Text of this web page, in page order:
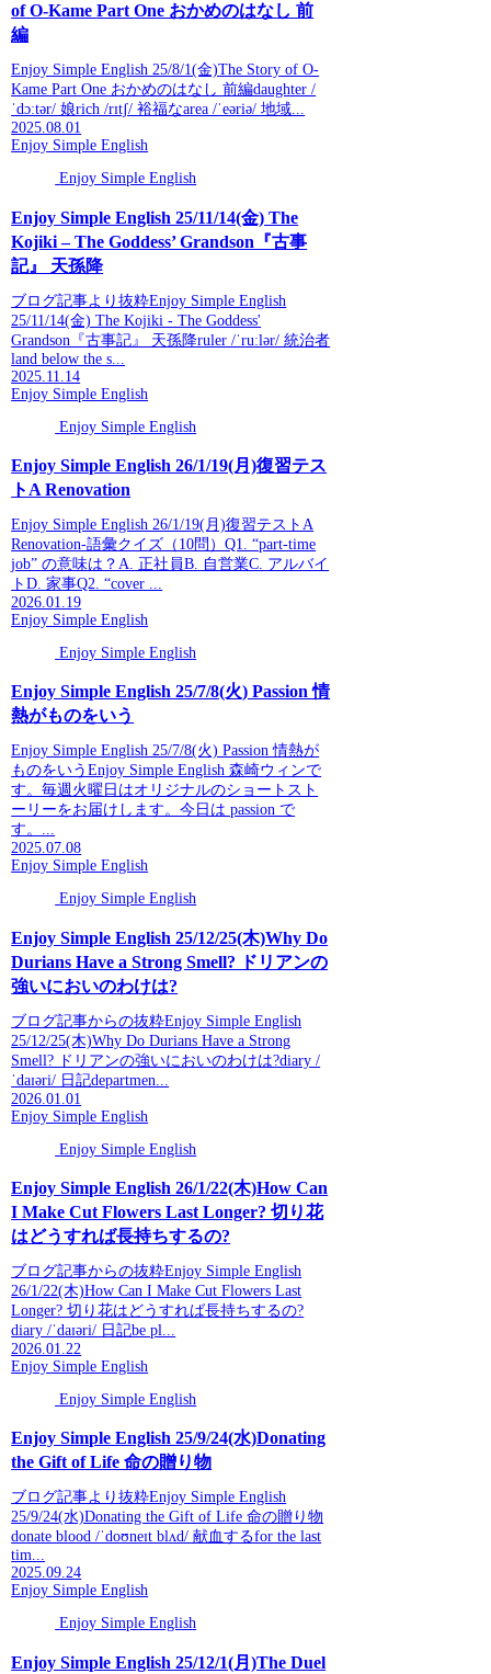
of O-Kame Part One おかめのはなし 前
編
Enjoy Simple English 25/8/1(金)The Story of O-
Kame Part One おかめのはなし 前編daughter /
ˈdɔːtər/ 娘rich /rɪtʃ/ 裕福なarea /ˈeəriə/ 地域...
2025.08.01
Enjoy Simple English
Enjoy Simple English
Enjoy Simple English 25/11/14(金) The
Kojiki – The Goddess’ Grandson『古事
記』 天孫降
ブログ記事より抜粋Enjoy Simple English
25/11/14(金) The Kojiki - The Goddess'
Grandson『古事記』 天孫降ruler /ˈruːlər/ 統治者
land below the s...
2025.11.14
Enjoy Simple English
Enjoy Simple English
Enjoy Simple English 26/1/19(月)復習テス
トA Renovation
Enjoy Simple English 26/1/19(月)復習テストA
Renovation-語彙クイズ（10問）Q1. “part-time
job” の意味は？A. 正社員B. 自営業C. アルバイ
トD. 家事Q2. “cover ...
2026.01.19
Enjoy Simple English
Enjoy Simple English
Enjoy Simple English 25/7/8(火) Passion 情
熱がものをいう
Enjoy Simple English 25/7/8(火) Passion 情熱が
ものをいうEnjoy Simple English 森崎ウィンで
す。毎週火曜日はオリジナルのショートスト
ーリーをお届けします。今日は passion で
す。...
2025.07.08
Enjoy Simple English
Enjoy Simple English
Enjoy Simple English 25/12/25(木)Why Do
Durians Have a Strong Smell? ドリアンの
強いにおいのわけは?
ブログ記事からの抜粋Enjoy Simple English
25/12/25(木)Why Do Durians Have a Strong
Smell? ドリアンの強いにおいのわけは?diary /
ˈdaɪəri/ 日記departmen...
2026.01.01
Enjoy Simple English
Enjoy Simple English
Enjoy Simple English 26/1/22(木)How Can
I Make Cut Flowers Last Longer? 切り花
はどうすれば長持ちするの?
ブログ記事からの抜粋Enjoy Simple English
26/1/22(木)How Can I Make Cut Flowers Last
Longer? 切り花はどうすれば長持ちするの?
diary /ˈdaɪəri/ 日記be pl...
2026.01.22
Enjoy Simple English
Enjoy Simple English
Enjoy Simple English 25/9/24(水)Donating
the Gift of Life 命の贈り物
ブログ記事より抜粋Enjoy Simple English
25/9/24(水)Donating the Gift of Life 命の贈り物
donate blood /ˈdoʊneɪt blʌd/ 献血するfor the last
tim...
2025.09.24
Enjoy Simple English
Enjoy Simple English
Enjoy Simple English 25/12/1(月)The Duel